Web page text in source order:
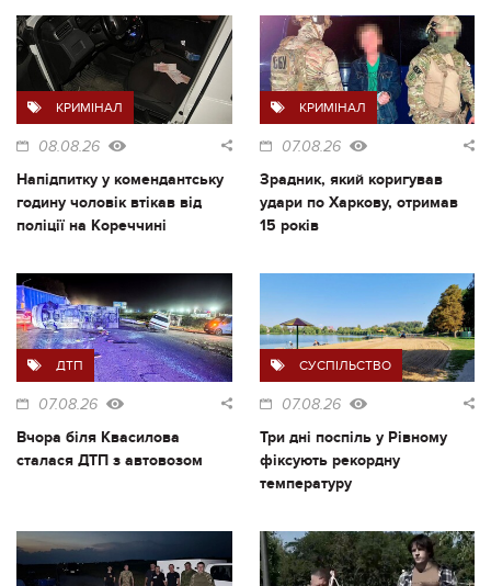
КРИМІНАЛ
08.08.26
Напідпитку у комендантську
годину чоловік втікав від
поліції на Кореччині
КРИМІНАЛ
07.08.26
Зрадник, який коригував
удари по Харкову, отримав
15 років
ДТП
07.08.26
Вчора біля Квасилова
сталася ДТП з автовозом
СУСПІЛЬСТВО
07.08.26
Три дні поспіль у Рівному
фіксують рекордну
температуру